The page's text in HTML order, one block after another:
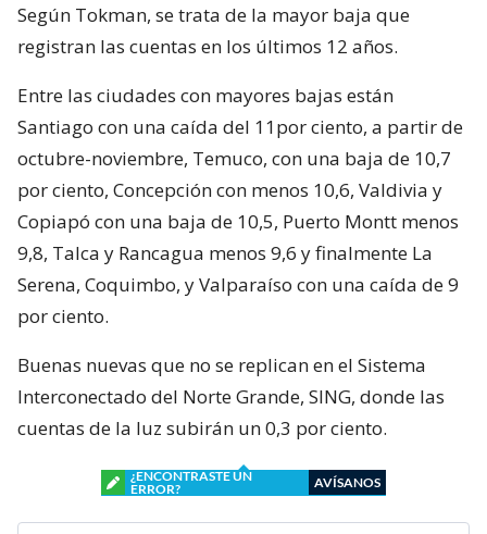
Según Tokman, se trata de la mayor baja que
registran las cuentas en los últimos 12 años.
Entre las ciudades con mayores bajas están
Santiago con una caída del 11por ciento, a partir de
octubre-noviembre, Temuco, con una baja de 10,7
por ciento, Concepción con menos 10,6, Valdivia y
Copiapó con una baja de 10,5, Puerto Montt menos
9,8, Talca y Rancagua menos 9,6 y finalmente La
Serena, Coquimbo, y Valparaíso con una caída de 9
por ciento.
Buenas nuevas que no se replican en el Sistema
Interconectado del Norte Grande, SING, donde las
cuentas de la luz subirán un 0,3 por ciento.
¿ENCONTRASTE UN
ERROR?
AVÍSANOS